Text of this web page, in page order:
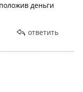
деньги
ответить